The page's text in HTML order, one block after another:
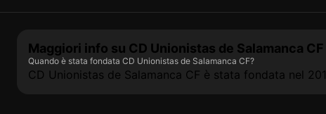
Maggiori info su CD Unionistas de Salamanca CF
Quando è stata fondata CD Unionistas de Salamanca CF?
CD Unionistas de Salamanca CF è stata fondata nel